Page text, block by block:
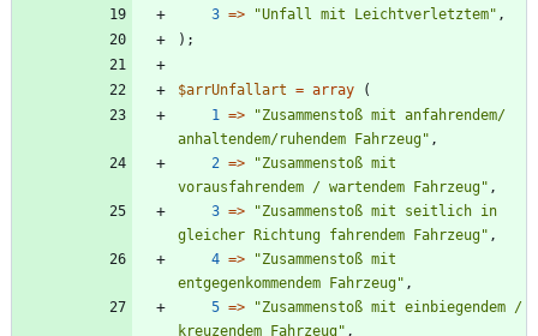
3 => "Unfall mit Leichtverletztem" ,
);
$arrUnfallart = array
(
1 => "Zusammenstoß mit anfahrendem/
anhaltendem/ruhendem Fahrzeug" ,
2 => "Zusammenstoß mit
vorausfahrendem / wartendem Fahrzeug" ,
3 => "Zusammenstoß mit seitlich in
gleicher Richtung fahrendem Fahrzeug" ,
4 => "Zusammenstoß mit
entgegenkommendem Fahrzeug" ,
5 => "Zusammenstoß mit einbiegendem /
kreuzendem Fahrzeug" ,